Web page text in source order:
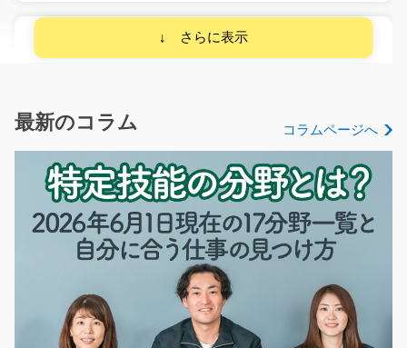
【新着案件】家電製品の運搬作業！/i02_00862
長期（3ヶ月以上）
大阪府門真市
気になる
部品の加工作業/y11_01108
工場内で、排熱機器の製造業務をお任せします。 主に、
最新のコラム コラムページへ